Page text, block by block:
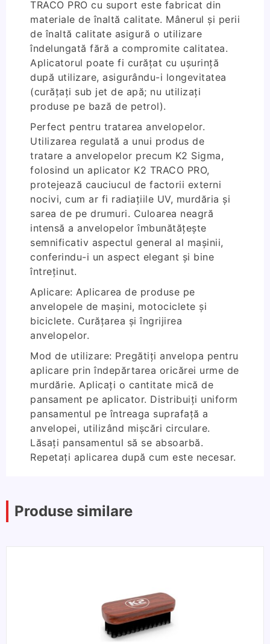
TRACO PRO cu suport este fabricat din
materiale de înaltă calitate. Mânerul și perii
de înaltă calitate asigură o utilizare
îndelungată fără a compromite calitatea.
Aplicatorul poate fi curățat cu ușurință
după utilizare, asigurându-i longevitatea
(curățați sub jet de apă; nu utilizați
produse pe bază de petrol).
Perfect pentru tratarea anvelopelor.
Utilizarea regulată a unui produs de
tratare a anvelopelor precum K2 Sigma,
folosind un aplicator K2 TRACO PRO,
protejează cauciucul de factorii externi
nocivi, cum ar fi radiațiile UV, murdăria și
sarea de pe drumuri. Culoarea neagră
intensă a anvelopelor îmbunătățește
semnificativ aspectul general al mașinii,
conferindu-i un aspect elegant și bine
întreținut.
Aplicare: Aplicarea de produse pe
anvelopele de mașini, motociclete și
biciclete. Curățarea și îngrijirea
anvelopelor.
Mod de utilizare: Pregătiți anvelopa pentru
aplicare prin îndepărtarea oricărei urme de
murdărie. Aplicați o cantitate mică de
pansament pe aplicator. Distribuiți uniform
pansamentul pe întreaga suprafață a
anvelopei, utilizând mișcări circulare.
Lăsați pansamentul să se absoarbă.
Repetați aplicarea după cum este necesar.
Produse similare